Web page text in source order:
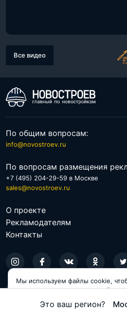
Это ваш регион?
Все видео
По общим вопросам:
info@novostroev.ru
По вопросам размещения
+7 (495) 204-29-59 в Москве
sales@novostroev.ru
О проекте
Рекламодателям
Контакты
© 2026 NOVOSTROEV.RU
Политика обработки персональных
Мы используем файлы cookie,
корректно и становился удобнее